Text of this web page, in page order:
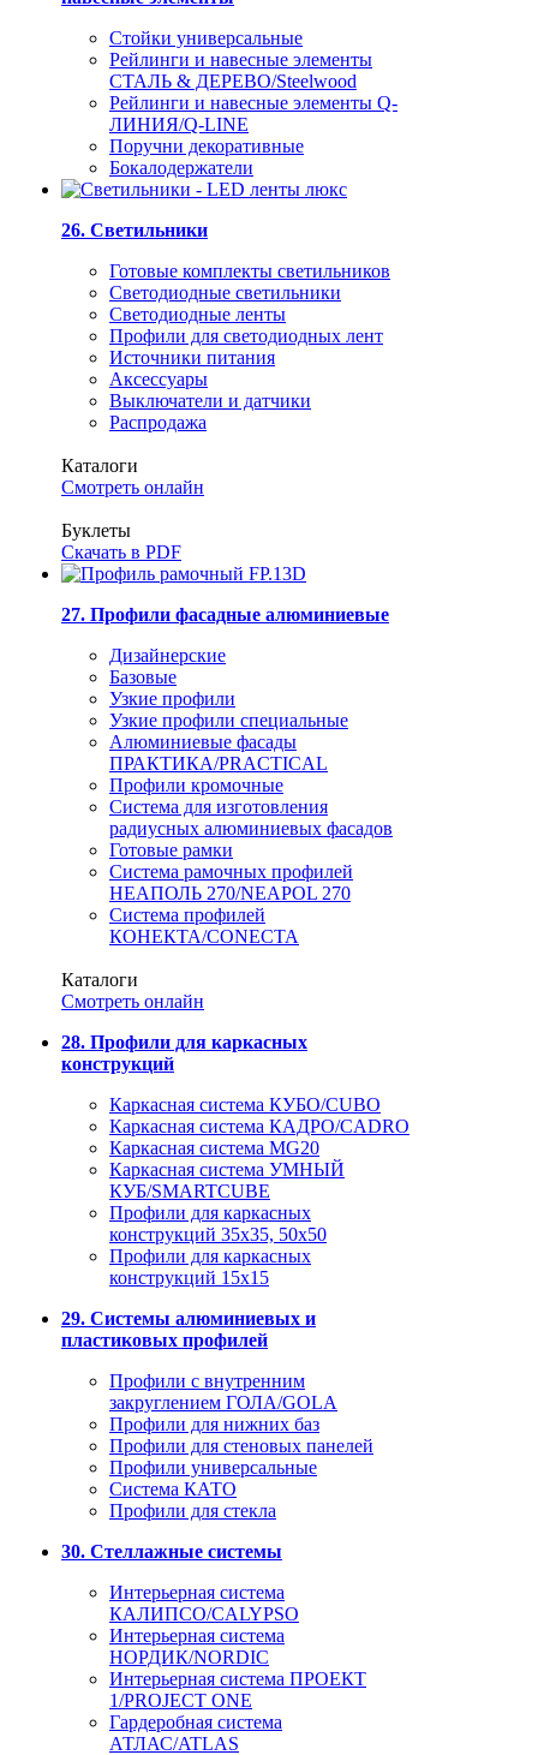
Стойки универсальные
Рейлинги и навесные элементы
СТАЛЬ & ДЕРЕВО/Steelwood
Рейлинги и навесные элементы Q-
ЛИНИЯ/Q-LINE
Поручни декоративные
Бокалодержатели
26. Светильники
Готовые комплекты светильников
Светодиодные светильники
Светодиодные ленты
Профили для светодиодных лент
Источники питания
Аксессуары
Выключатели и датчики
Распродажа
Каталоги
Смотреть онлайн
Буклеты
Скачать в PDF
27. Профили фасадные алюминиевые
Дизайнерские
Базовые
Узкие профили
Узкие профили специальные
Алюминиевые фасады
ПРАКТИКА/PRACTICAL
Профили кромочные
Система для изготовления
радиусных алюминиевых фасадов
Готовые рамки
Система рамочных профилей
НЕАПОЛЬ 270/NEAPOL 270
Система профилей
КОНЕКТА/CONECTA
Каталоги
Смотреть онлайн
28. Профили для каркасных
конструкций
Каркасная система КУБО/CUBO
Каркасная система КАДРО/CADRO
Каркасная система MG20
Каркасная система УМНЫЙ
КУБ/SMARTCUBE
Профили для каркасных
конструкций 35x35, 50x50
Профили для каркасных
конструкций 15х15
29. Системы алюминиевых и
пластиковых профилей
Профили с внутренним
закруглением ГОЛА/GOLA
Профили для нижних баз
Профили для стеновых панелей
Профили универсальные
Система КАТО
Профили для стекла
30. Стеллажные системы
Интерьерная система
КАЛИПСО/CALYPSO
Интерьерная система
НОРДИК/NORDIC
Интерьерная система ПРОЕКТ
1/PROJECT ONE
Гардеробная система
АТЛАС/ATLAS